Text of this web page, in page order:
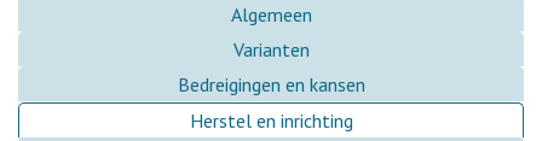
Algemeen
Varianten
Bedreigingen en kansen
Herstel en inrichting